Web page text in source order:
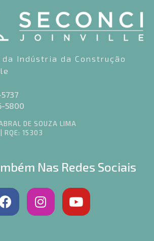
Indústria da Construção
5800
DE SOUZA LIMA
RQE: 15303
Nas Redes Sociais